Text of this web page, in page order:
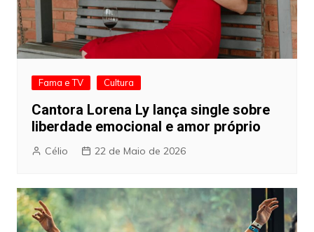
Fama e TV Cultura
Cantora Lorena Ly lança single sobre
liberdade emocional e amor próprio
Célio 22 de Maio de 2026